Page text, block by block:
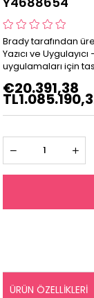
Brady tarafından
Yazıcı ve
uygulamaları için
€20.391,38
ÜRÜN ÖZELLIKLERI